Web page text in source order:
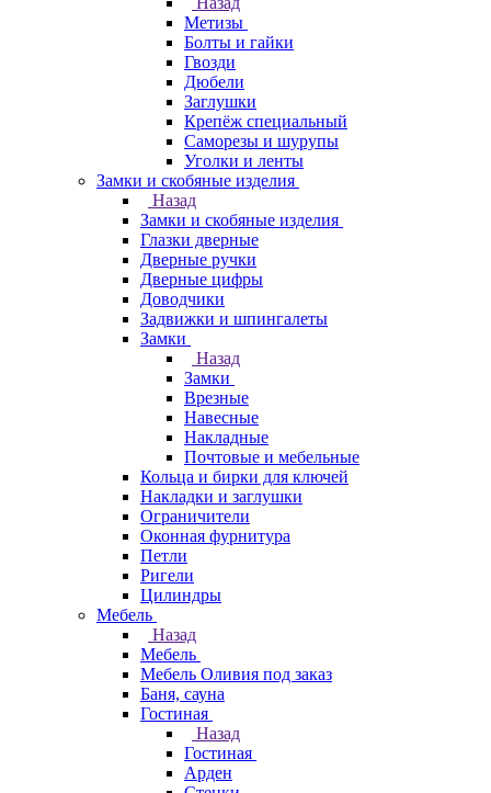
Метизы
Болты и гайки
Гвозди
Дюбели
Заглушки
Крепёж специальный
Саморезы и шурупы
Уголки и ленты
Замки и скобяные изделия
Назад
Замки и скобяные изделия
Глазки дверные
Дверные ручки
Дверные цифры
Доводчики
Задвижки и шпингалеты
Замки
Назад
Замки
Врезные
Навесные
Накладные
Почтовые и мебельные
Кольца и бирки для ключей
Накладки и заглушки
Ограничители
Оконная фурнитура
Петли
Ригели
Цилиндры
Мебель
Назад
Мебель
Мебель Оливия под заказ
Баня, сауна
Гостиная
Назад
Гостиная
Арден